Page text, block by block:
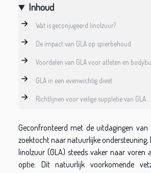
Inhoud
Wat is geconjugeerd linolzuur?
De impact van GLA op spierbehoud
Voordelen van GLA voor atleten en
GLA in een evenwichtig dieet
Richtlijnen voor veilige suppletie van GLA
Geconfronteerd met de uitdagingen van
zoektocht naar natuurlijke ondersteuning,
linolzuur (GLA) steeds vaker naar voren
optie. Dit natuurlijk voorkomende